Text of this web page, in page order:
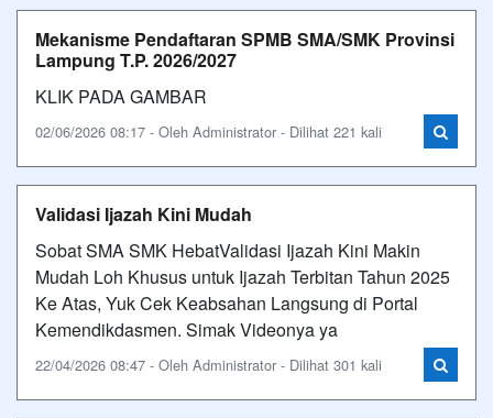
Mekanisme Pendaftaran SPMB SMA/SMK Provinsi
Lampung T.P. 2026/2027
KLIK PADA GAMBAR
02/06/2026 08:17 - Oleh Administrator - Dilihat 221 kali
Validasi Ijazah Kini Mudah
Sobat SMA SMK HebatValidasi Ijazah Kini Makin
Mudah Loh Khusus untuk Ijazah Terbitan Tahun 2025
Ke Atas, Yuk Cek Keabsahan Langsung di Portal
Kemendikdasmen. Simak Videonya ya
22/04/2026 08:47 - Oleh Administrator - Dilihat 301 kali